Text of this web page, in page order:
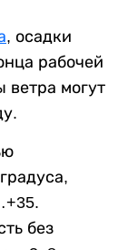
, осадки
рабочей
ветра могут
без